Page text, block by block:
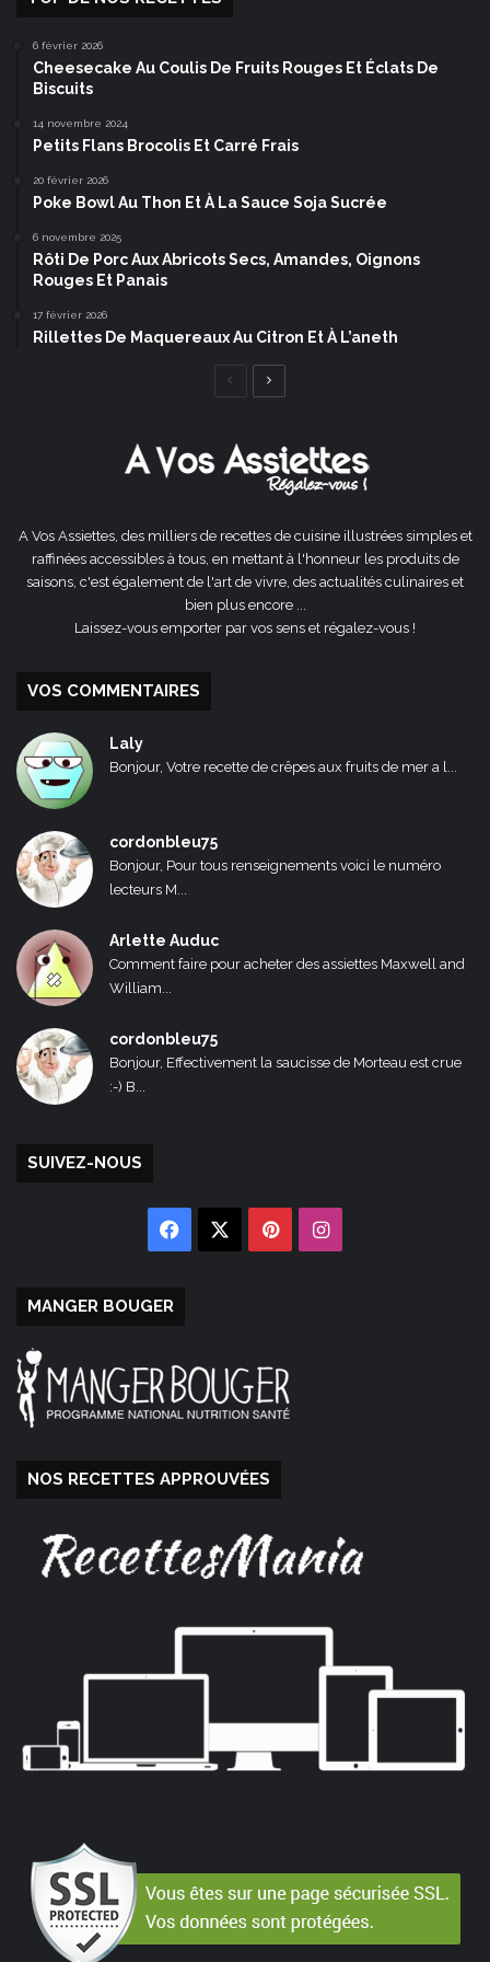
6 février 2026
Cheesecake Au Coulis De Fruits Rouges Et Éclats De
Biscuits
14 novembre 2024
Petits Flans Brocolis Et Carré Frais
20 février 2026
Poke Bowl Au Thon Et À La Sauce Soja Sucrée
6 novembre 2025
Rôti De Porc Aux Abricots Secs, Amandes, Oignons
Rouges Et Panais
17 février 2026
Rillettes De Maquereaux Au Citron Et À L’aneth
Page
A Vos Assiettes, des milliers de recettes de cuisine illustrées simples et
raffinées accessibles à tous, en mettant à l'honneur les produits de
saisons, c'est également de l'art de vivre, des actualités culinaires et
bien plus encore ...
Laissez-vous emporter par vos sens et régalez-vous !
VOS COMMENTAIRES
Laly
Bonjour, Votre recette de crêpes aux fruits de mer a l...
cordonbleu75
Bonjour, Pour tous renseignements voici le numéro
lecteurs M...
Arlette Auduc
Comment faire pour acheter des assiettes Maxwell and
William...
cordonbleu75
Bonjour, Effectivement la saucisse de Morteau est crue
:-) B...
SUIVEZ-NOUS
Facebook PinterestInstagram
MANGER BOUGER
NOS RECETTES APPROUVÉES